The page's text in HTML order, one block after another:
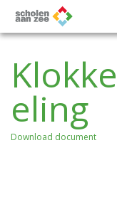
eling
Download document